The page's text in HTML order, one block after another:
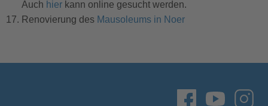
Auch hier kann online gesucht werden.
Renovierung des Mausoleums in Noer